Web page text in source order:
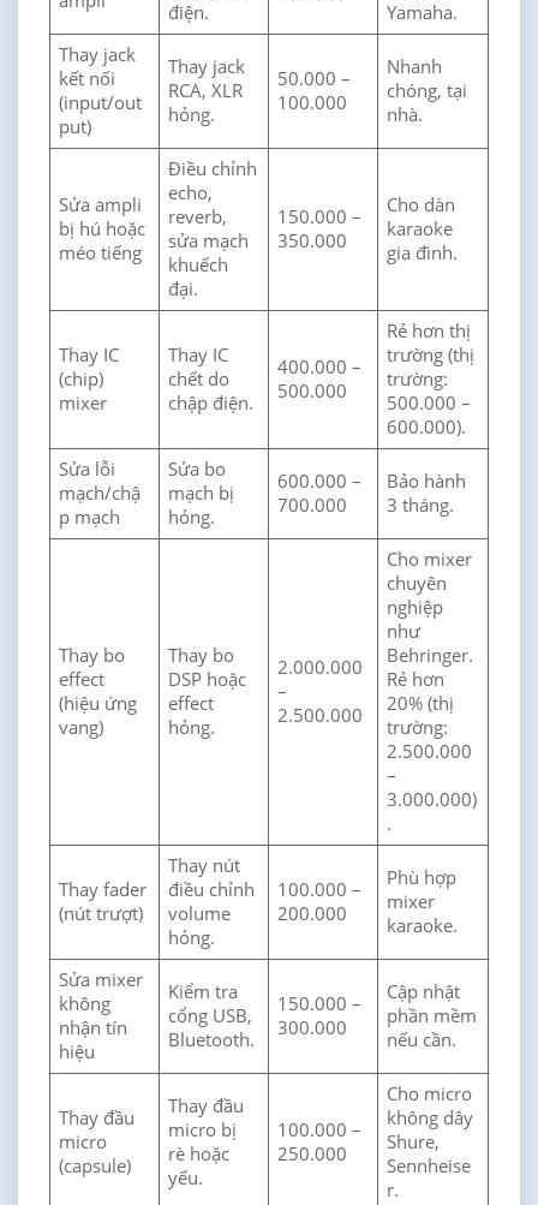
điện.
Yamaha.
Thay jack
kết nối
(input/out
put)
Thay jack
RCA, XLR
hỏng.
50.000 –
100.000
Nhanh
chóng, tại
nhà.
Sửa ampli
bị hú hoặc
méo tiếng
Điều chỉnh
echo,
reverb,
sửa mạch
khuếch
đại.
150.000 –
350.000
Cho dàn
karaoke
gia đình.
Thay IC
(chip)
mixer
Thay IC
chết do
chập điện.
400.000 –
500.000
Rẻ hơn thị
trường (thị
trường:
500.000 –
600.000).
Sửa lỗi
mạch/chậ
p mạch
Sửa bo
mạch bị
hỏng.
600.000 –
700.000
Bảo hành
3 tháng.
Thay bo
effect
(hiệu ứng
vang)
Thay bo
DSP hoặc
effect
hỏng.
2.000.000
–
2.500.000
Cho mixer
chuyên
nghiệp
như
Behringer.
Rẻ hơn
20% (thị
trường:
2.500.000
–
3.000.000)
.
Thay fader
(nút trượt)
Thay nút
điều chỉnh
volume
hỏng.
100.000 –
200.000
Phù hợp
mixer
karaoke.
Sửa mixer
không
nhận tín
hiệu
Kiểm tra
cổng USB,
Bluetooth.
150.000 –
300.000
Cập nhật
phần mềm
nếu cần.
Thay đầu
micro
(capsule)
Thay đầu
micro bị
rè hoặc
yếu.
100.000 –
250.000
Cho micro
không dây
Shure,
Sennheise
r.